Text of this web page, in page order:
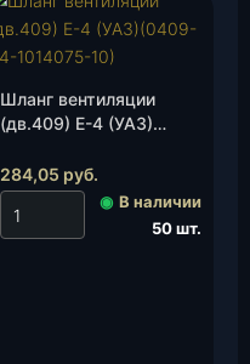
Шланг вентиляции
(дв.409) Е-4 (УАЗ)
шт.
284,05 руб.
◉ В наличии
50 шт.